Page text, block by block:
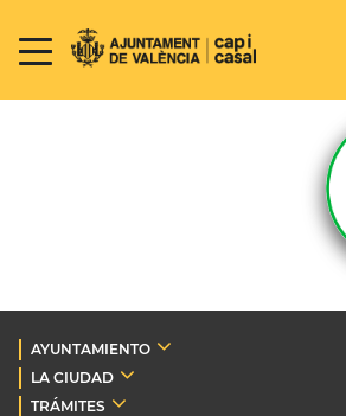
AYUNTAMIENTO
LA CIUDAD
TRÁMITES